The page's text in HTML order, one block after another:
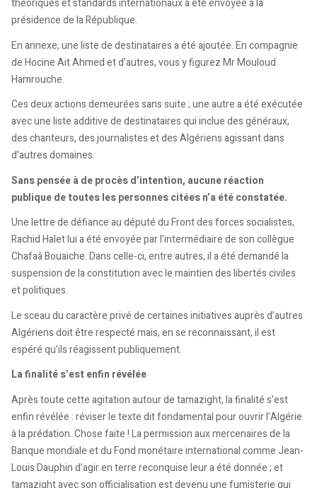
théoriques et standards internationaux a été envoyée à la
présidence de la République.
En annexe, une liste de destinataires a été ajoutée. En compagnie
de Hocine Ait Ahmed et d’autres, vous y figurez Mr Mouloud
Hamrouche.
Ces deux actions demeurées sans suite ; une autre a été exécutée
avec une liste additive de destinataires qui inclue des généraux,
des chanteurs, des journalistes et des Algériens agissant dans
d’autres domaines.
Sans pensée à de procès d’intention, aucune réaction
publique de toutes les personnes citées n’a été constatée.
Une lettre de défiance au député du Front des forces socialistes,
Rachid Halet lui a été envoyée par l’intermédiaire de son collègue
Chafaâ Bouaiche. Dans celle-ci, entre autres, il a été demandé la
suspension de la constitution avec le maintien des libertés civiles
et politiques.
Le sceau du caractère privé de certaines initiatives auprès d’autres
Algériens doit être respecté mais, en se reconnaissant, il est
espéré qu’ils réagissent publiquement.
La finalité s’est enfin révélée
Après toute cette agitation autour de tamazight, la finalité s’est
enfin révélée : réviser le texte dit fondamental pour ouvrir l’Algérie
à la prédation. Chose faite ! La permission aux mercenaires de la
Banque mondiale et du Fond monétaire international comme Jean-
Louis Dauphin d’agir en terre reconquise leur a été donnée ; et
tamazight avec son officialisation est devenu une fumisterie qui